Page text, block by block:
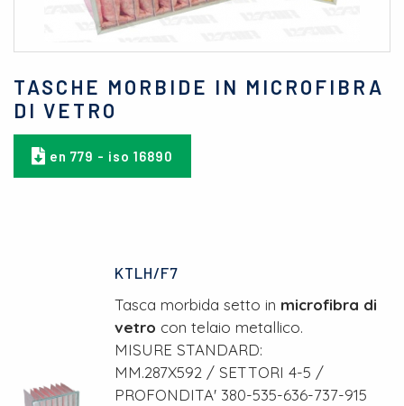
TASCHE MORBIDE IN MICROFIBRA
DI VETRO
en 779 - iso 16890
KTLH/F7
Tasca morbida setto in microfibra di
vetro con telaio metallico.
MISURE STANDARD:
MM.287X592 / SETTORI 4-5 /
PROFONDITA' 380-535-636-737-915